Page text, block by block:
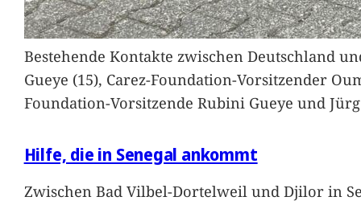
Bestehende Kontakte zwischen Deutschland
Gueye (15), Carez-Foundation-Vorsitzender
Foundation-Vorsitzende Rubini Gueye und
Hilfe, die in Senegal ankommt
Zwischen Bad Vilbel-Dortelweil und Djilor in